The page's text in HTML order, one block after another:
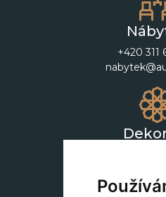
+420 311